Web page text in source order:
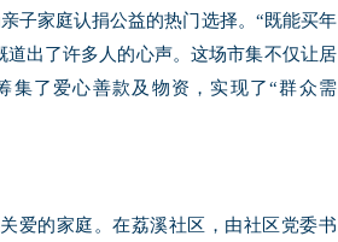
子家庭认捐公益的热门选择。“既能买年
道出了许多人的心声。这场市集不仅让居
集了爱心善款及物资，实现了“群众需
爱的家庭。在荔溪社区，由社区党委书